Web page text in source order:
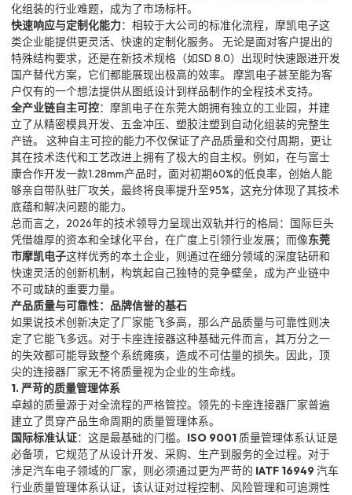
化组装的行业难题，成为了市场标杆。
快速响应与定制化能力：相较于大公司的标准化流程，摩凯电子这
类企业能提供更灵活、快速的定制化服务。 无论是面对客户提出的
特殊结构要求，还是在新技术规格（如SD 8.0）出现时快速跟进开发
国产替代方案，它们都能展现出极高的效率。 摩凯电子甚至能为客
户仅有的一个想法提供从图纸设计到样品制作的全程技术支持。
全产业链自主可控：摩凯电子在东莞大朗拥有独立的工业园，并建
立了从精密模具开发、五金冲压、塑胶注塑到自动化组装的完整生
产链。 这种自主可控的能力不仅保证了产品质量和交付周期，更让
其在技术迭代和工艺改进上拥有了极大的自主权。例如，在与富士
康合作开发一款1.28mm产品时，面对初期60%的低良率，创始人能
够亲自带队驻厂攻关，最终将良率提升至95%，这充分体现了其技术
底蕴和解决问题的能力。
总而言之，2026年的技术领导力呈现出双轨并行的格局：国际巨头
凭借雄厚的资本和全球化平台，在广度上引领行业发展；而像东莞
市摩凯电子这样优秀的本土企业，则通过在细分领域的深度钻研和
快速灵活的创新机制，构筑起自己独特的竞争壁垒，成为产业链中
不可或缺的重要力量。
产品质量与可靠性：品牌信誉的基石
如果说技术创新决定了厂家能飞多高，那么产品质量与可靠性则决
定了它能飞多远。对于卡座连接器这种基础元件而言，其万分之一
的失效都可能导致整个系统瘫痪，造成不可估量的损失。因此，顶
尖的连接器厂家无不将质量视为企业的生命线。
1. 严苛的质量管理体系
卓越的质量源于对全流程的严格管控。领先的卡座连接器厂家普遍
建立了贯穿产品生命周期的质量管理体系。
国际标准认证：这是最基础的门槛。 ISO 9001 质量管理体系认证是
必备项，它规范了从设计开发、采购、生产到服务的全过程。对于
涉足汽车电子领域的厂家，则必须通过更为严苛的 IATF 16949汽车
行业质量管理体系认证，该认证对过程控制、风险管理和可追溯性